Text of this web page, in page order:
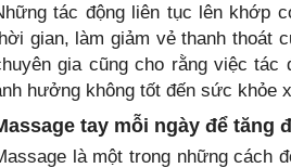
tác động liên tục lên khớp
gian, làm giảm vẻ thanh thoát
gia cũng cho rằng việc tác
hưởng không tốt đến sức khỏe
tay mỗi ngày để tăng
là một trong những cách